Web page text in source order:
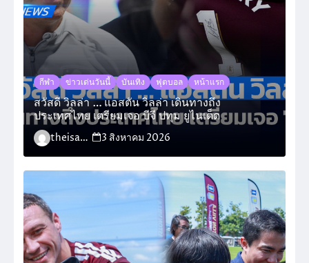
กีฬา ข่าวเด่นวันนี้ บันเทิง ฟุตบอล หน้าแรก
สวัสดี วิลล่า … แอสตัน วิลล่า เดินทางถึง
ประเทศไทย เตรียมเจอ บีจี ปทุม ยูไนเต็ด
theisara_admin 3 สิงหาคม 2026